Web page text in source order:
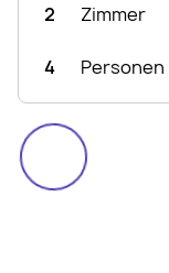
2 Zimmer
4 Personen